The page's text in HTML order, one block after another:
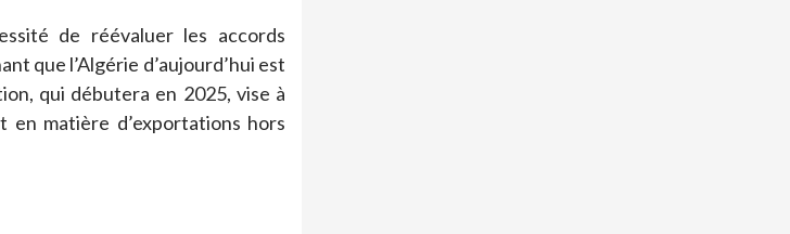
de réévaluer les accords
que l’Algérie d’aujourd’hui est
qui débutera en 2025, vise à
en matière d’exportations hors